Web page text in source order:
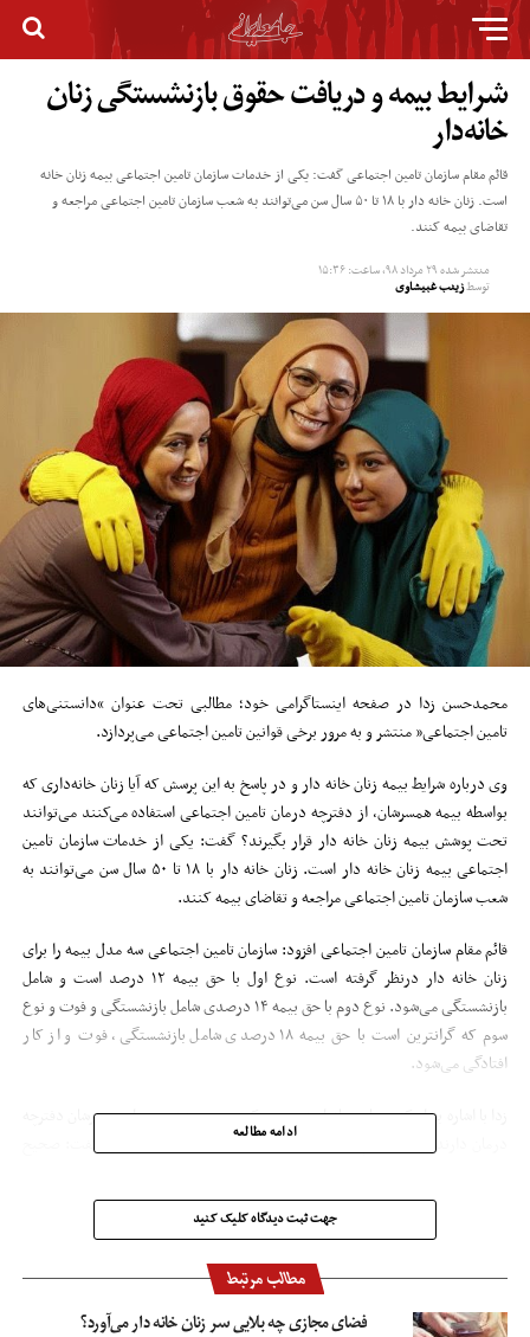
شرایط بیمه و دریافت حقوق بازنشستگی زنان
خانه‌دار
قائم مقام سازمان تامین اجتماعی گفت: یکی از خدمات سازمان تامین اجتماعی بیمه زنان خانه
است. زنان خانه دار با ۱۸ تا ۵۰ سال سن می‌توانند به شعب سازمان تامین اجتماعی مراجعه و
تقاضای بیمه کنند.
منتشر شده۲۹ مرداد ۹۸, ساعت: ۱۵:۳۶
توسطزینب غبیشاوی
محمدحسن زدا در صفحه اینستاگرامی خود؛ مطالبی تحت عنوان “دانستنی‌های
تامین اجتماعی” منتشر و به مرور برخی قوانین تامین اجتماعی می‌پردازد.
وی درباره شرایط بیمه زنان خانه دار و در پاسخ به این پرسش که آیا زنان خانه‌داری که
بواسطه بیمه همسرشان، از دفترچه درمان تامین اجتماعی استفاده می‌کنند می‌توانند
تحت پوشش بیمه زنان خانه دار قرار بگیرند؟ گفت: یکی از خدمات سازمان تامین
اجتماعی بیمه زنان خانه دار است. زنان خانه دار با ۱۸ تا ۵۰ سال سن می‌توانند به
شعب سازمان تامین اجتماعی مراجعه و تقاضای بیمه کنند.
قائم مقام سازمان تامین اجتماعی افزود: سازمان تامین اجتماعی سه مدل بیمه را برای
زنان خانه دار درنظر گرفته است. نوع اول با حق بیمه ۱۲ درصد است و شامل
بازنشستگی می‌شود. نوع دوم با حق بیمه ۱۴ درصدی شامل بازنشستگی و فوت و نوع
سوم که گرانترین است با حق بیمه ۱۸ درصدی شامل بازنشستگی، فوت و از کار
افتادگی می‌شود.
زدا با اشاره به اینکه بسیاری بانوان تصور می‌کنند چون به تبعیت از همسرشان دفترچه
درمان دارند خودشان هم بیمه اند، درحالی که یک تصور اشتباه است گفت: صحیح
حقوق و مستمری بازنشستگی بهره مند شوند.
بازنشتگی می‌توانند حقوق دریافت کنند و کمک حال اقتصاد خانواده باشند.
جهت ثبت دیدگاه کلیک کنید
ادامه مطالعه
مطالب مرتبط
فضای مجازی چه بلایی سر زنان خانه دار می‌آورد؟